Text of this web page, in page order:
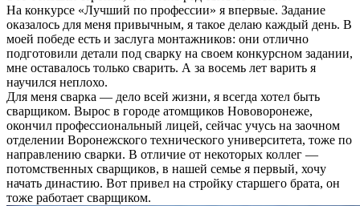
На конкурсе «Лучший по профессии» я впервые. Задание
оказалось для меня привычным, я такое делаю каждый день. В
моей победе есть и заслуга монтажников: они отлично
подготовили детали под сварку на своем конкурсном задании,
мне оставалось только сварить. А за восемь лет варить я
научился неплохо.
Для меня сварка — дело всей жизни, я всегда хотел быть
сварщиком. Вырос в городе атомщиков Нововоронеже,
окончил профессиональный лицей, сейчас учусь на заочном
отделении Воронежского технического университета, тоже по
направлению сварки. В отличие от некоторых коллег —
потомственных сварщиков, в нашей семье я первый, хочу
начать династию. Вот привел на стройку старшего брата, он
тоже работает сварщиком.